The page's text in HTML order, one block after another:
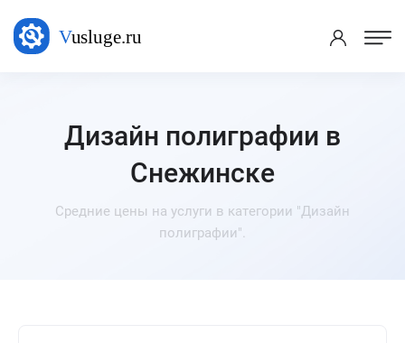
Дизайн полиграфии в
Снежинске
Средние цены на услуги в категории "Дизайн
полиграфии".